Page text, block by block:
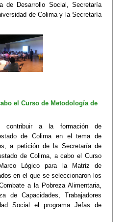
de Desarrollo Social, ​Secretaría
de Colima​ y la Secretaría
el Curso de Metodología de
contribuir a la formación de
de Colima en el tema de
a petición de la Secretaría de
de Colima, a cabo el Curso
Lógico para la Matriz de
en el que se seleccionaron los
a la Pobreza Alimentaria,
de Capacidades, Trabajadores
Social el programa Jefas de